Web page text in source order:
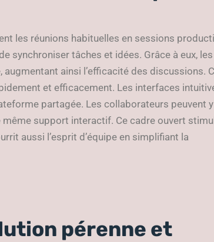
les réunions habituelles en sessions
synchroniser tâches et idées. Grâce à eux, les
ainsi l’efficacité des discussions.
et efficacement. Les interfaces
partagée. Les collaborateurs peuvent y
support interactif. Ce cadre ouvert
aussi l’esprit d’équipe en simplifiant la
pérenne et